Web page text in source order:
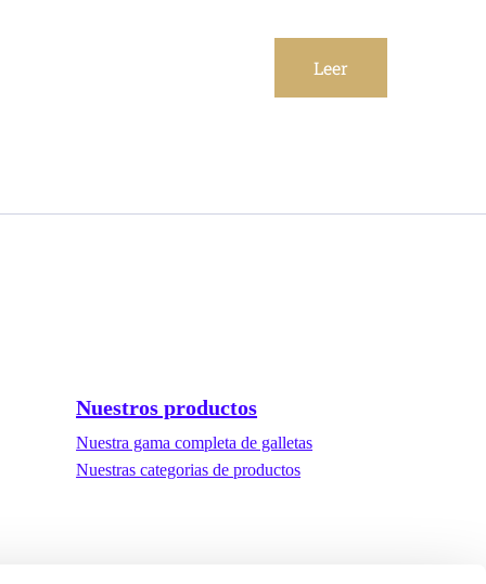
Leer
Nuestros productos
Nuestra gama completa de galletas
Nuestras categorias de productos